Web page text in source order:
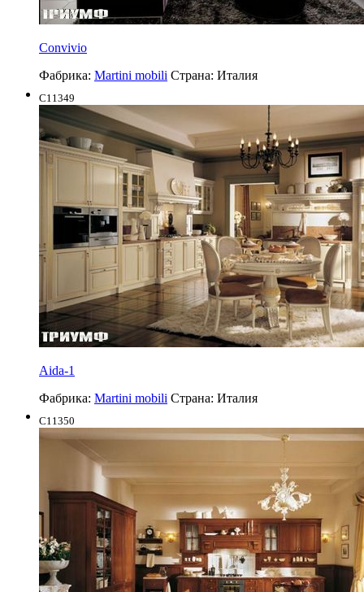
Convivio
Фабрика: Martini mobili Страна: Италия
C11349
Aida-1
Фабрика: Martini mobili Страна: Италия
C11350